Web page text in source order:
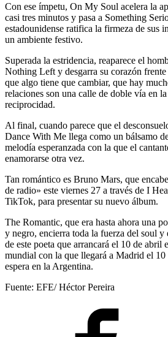
Con ese ímpetu, On My Soul acelera la
casi tres minutos y pasa a Something
estadounidense ratifica la firmeza de sus
un ambiente festivo.
Superada la estridencia, reaparece el
Nothing Left y desgarra su corazón
que algo tiene que cambiar, que hay
relaciones son una calle de doble vía en
reciprocidad.
Al final, cuando parece que el
Dance With Me llega como un bálsamo
melodía esperanzada con la que el
enamorarse otra vez.
Tan romántico es Bruno Mars, que
de radio» este viernes 27 a través de I
TikTok, para presentar su nuevo álbum.
The Romantic, que era hasta ahora una
y negro, encierra toda la fuerza del soul y
de este poeta que arrancará el 10 de abril
mundial con la que llegará a Madrid el
espera en la Argentina.
Fuente: EFE/ Héctor Pereira